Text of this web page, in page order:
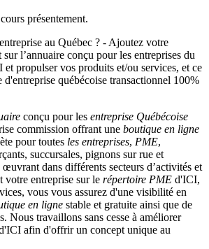
présentement.
conçu pour les entreprise Québécoise
commission offrant une boutique en ligne
pour toutes les entreprises, PME,
succursales, pignons sur rue et
dans différents secteurs d’activités et
votre entreprise sur le répertoire PME d'ICI,
vous vous assurez d'une visibilité en
en ligne stable et gratuite ainsi que de
Nous travaillons sans cesse à améliorer
afin d'offrir un concept unique au